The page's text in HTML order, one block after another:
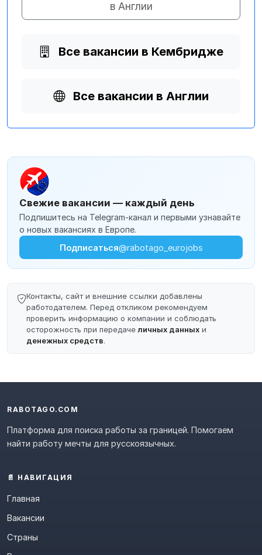
в Англии
Все вакансии в Кембридже
Все вакансии в Англии
Свежие вакансии — каждый день
Подпишитесь на Telegram-канал и первыми узнавайте
о новых вакансиях в Европе.
Подписаться@rabotago_eurojobs
Контакты, сайт и внешние ссылки добавлены
работодателем. Перед откликом рекомендуем
проверить информацию о компании и соблюдать
осторожность при передачеличных данных и
денежных средств.
RABOTAGO.COM
Платформа для поиска работы за границей. Помогаем
найти работу мечты для русскоязычных.
📄 НАВИГАЦИЯ
Главная
Вакансии
Страны